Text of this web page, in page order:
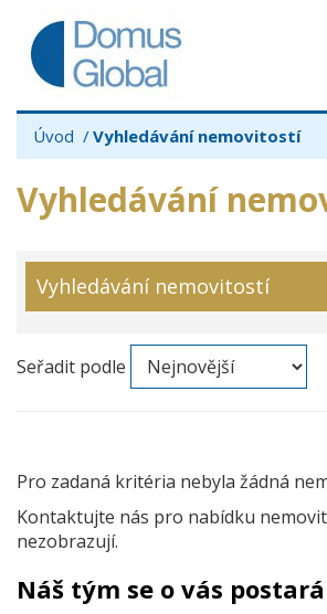
Úvod Vyhledávání nemovitostí
Vyhledávání
Vyhledávání nemovitostí
Seřadit podle
Pro zadaná kritéria nebyla žádná
Kontaktujte nás pro nabídku
nezobrazují.
Náš tým se o vás postará